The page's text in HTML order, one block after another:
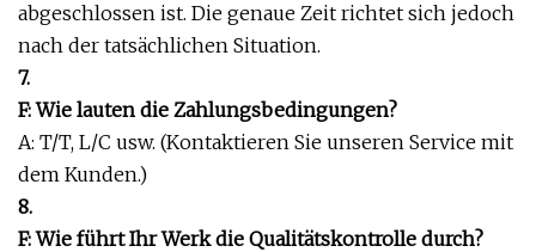
abgeschlossen ist. Die genaue Zeit richtet sich jedoch
nach der tatsächlichen Situation.
7.
F: Wie lauten die Zahlungsbedingungen?
A: T/T, L/C usw. (Kontaktieren Sie unseren Service mit
dem Kunden.)
8.
F: Wie führt Ihr Werk die Qualitätskontrolle durch?